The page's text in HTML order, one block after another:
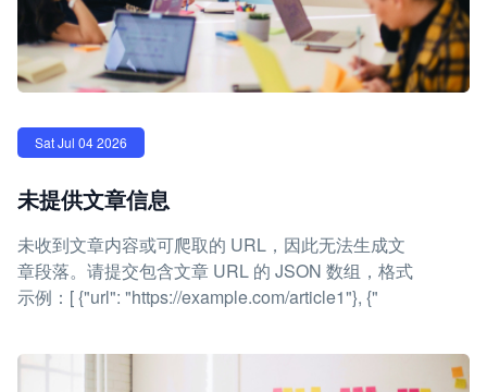
Sat Jul 04 2026
未提供文章信息
未收到文章内容或可爬取的 URL，因此无法生成文
章段落。请提交包含文章 URL 的 JSON 数组，格式
示例：[ {"url": "https://example.com/article1"}, {"